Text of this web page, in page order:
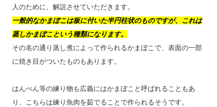
人のために、解説させていただきます。
一般的なかまぼこは板に付いた半円柱状のものですが、これは
蒸しかまぼこという種類になります。
その名の通り蒸し煮によって作られるかまぼこで、表面の一部
に焼き目がついたものもあります。
はんぺん等の練り物も広義にはかまぼこと呼ばれることもあ
り、こちらは練り魚肉を茹でることで作られるそうです。